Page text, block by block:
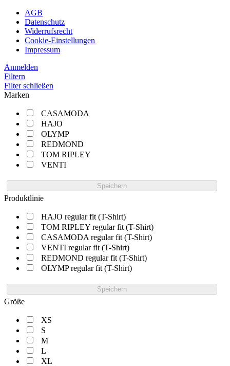
AGB
Datenschutz
Widerrufsrecht
Cookie-Einstellungen
Impressum
Anmelden
Filtern
Filter schließen
Marken
CASAMODA
HAJO
OLYMP
REDMOND
TOM RIPLEY
VENTI
Speichern
Produktlinie
HAJO regular fit (T-Shirt)
TOM RIPLEY regular fit (T-Shirt)
CASAMODA regular fit (T-Shirt)
VENTI regular fit (T-Shirt)
REDMOND regular fit (T-Shirt)
OLYMP regular fit (T-Shirt)
Speichern
Größe
XS
S
M
L
XL